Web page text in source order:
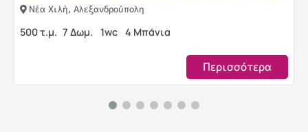
Νέα Χιλή, Αλεξανδρούπολη
500 τ.μ. 7 Δωμ. 1wc 4 Μπάνια
Περισσότερα